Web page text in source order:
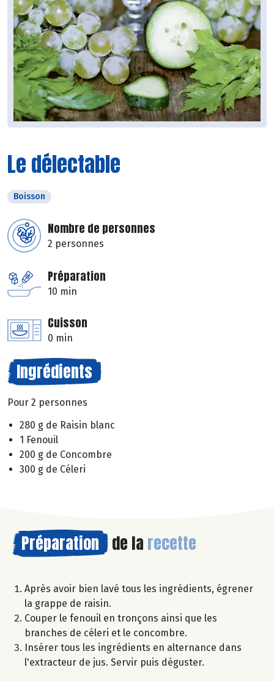
Le délectable
Boisson
Nombre de personnes
2 personnes
Préparation
10 min
Cuisson
0 min
Ingrédients
Pour 2 personnes
280 g de Raisin blanc
1 Fenouil
200 g de Concombre
300 g de Céleri
Préparation de la recette
Après avoir bien lavé tous les ingrédients, égrener
la grappe de raisin.
Couper le fenouil en tronçons ainsi que les
branches de céleri et le concombre.
Insérer tous les ingrédients en alternance dans
l'extracteur de jus. Servir puis déguster.